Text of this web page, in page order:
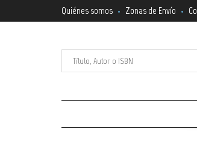
Quiénes somos Zonas de Envío